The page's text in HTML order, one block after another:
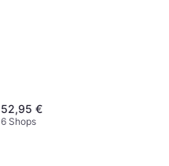
52,95 €
6 Shops